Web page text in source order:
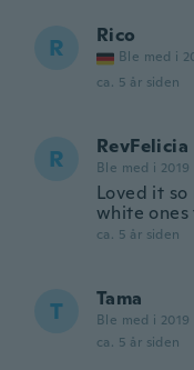
R Rico
Ble med i
ca. 5 år siden
R RevFelicia
Ble med i 2019
Loved it
white ones
ca. 5 år siden
T Tama
Ble med i 2019
ca. 5 år siden